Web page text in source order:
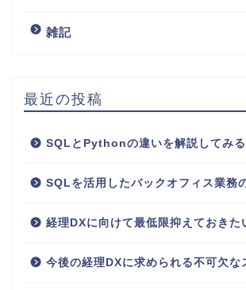
雑記
最近の投稿
SQLとPythonの違いを解説してみる
SQLを活用したバックオフィス業務
経理DXに向けて最低限抑えておきた
今後の経理DXに求められる不可欠な